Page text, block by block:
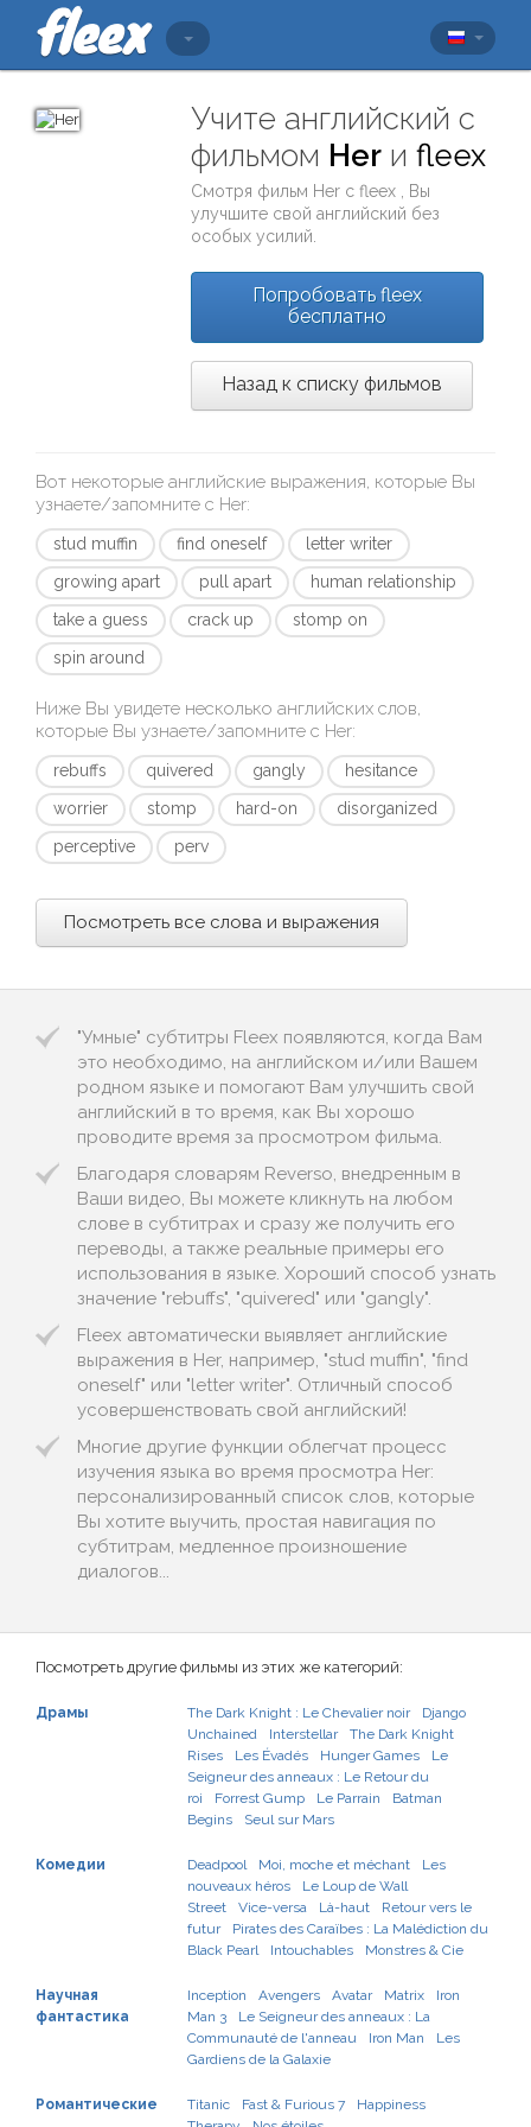
Учите английский с
фильмом Her иfleex
Смотря фильм Her сfleex
, Вы
улучшите свой английский без
особых усилий.
Попробовать fleex
бесплатно
Назад к списку фильмов
Вот некоторые английские выражения, которые Вы
узнаете/запомните с Her:
stud muffin find oneself
letter writer
growing apart
pull apart
human relationship
take a guess
crack up
stomp on
spin around
Ниже Вы увидете несколько английских слов,
которые Вы узнаете/запомните с Her:
rebuffs quivered gangly
hesitance
worrier
stomp hard-on
disorganized
perceptive
perv
Посмотреть все слова и выражения
"Умные" субтитры Fleex появляются, когда Вам
это необходимо, на английском и/или Вашем
родном языке и помогают Вам улучшить свой
английский в то время, как Вы хорошо
проводите время за просмотром фильма.
Благодаря словарям Reverso, внедренным в
Ваши видео, Вы можете кликнуть на любом
слове в субтитрах и сразу же получить его
переводы, а также реальные примеры его
использования в языке. Хороший способ узнать
значение "rebuffs", "quivered" или "gangly".
Fleex автоматически выявляет английские
выражения в Her, например, "stud muffin", "find
oneself" или "letter writer". Отличный способ
усовершенствовать свой английский!
Многие другие функции облегчат процесс
изучения языка во время просмотра Her:
персонализированный список слов, которые
Вы хотите выучить, простая навигация по
субтитрам, медленное произношение
диалогов...
Посмотреть другие фильмы из этих же категорий:
Драмы The Dark Knight : Le Chevalier noir
Django
Unchained
Interstellar
The Dark Knight
Rises
Les Évadés Hunger Games
Le
Seigneur des anneaux : Le Retour du
roi
Forrest Gump Le Parrain
Batman
Begins
Seul sur Mars
Комедии Deadpool Moi, moche et méchant
Les
nouveaux héros
Le Loup de Wall
Street
Vice-versa Là-haut
Retour vers le
futur
Pirates des Caraïbes : La Malédiction du
Black Pearl
Intouchables Monstres & Cie
Научная
фантастика
Inception Avengers Avatar Matrix
Iron
Man 3
Le Seigneur des anneaux : La
Communauté de l'anneau
Iron Man
Les
Gardiens de la Galaxie
Романтические Titanic Fast & Furious 7
Happiness